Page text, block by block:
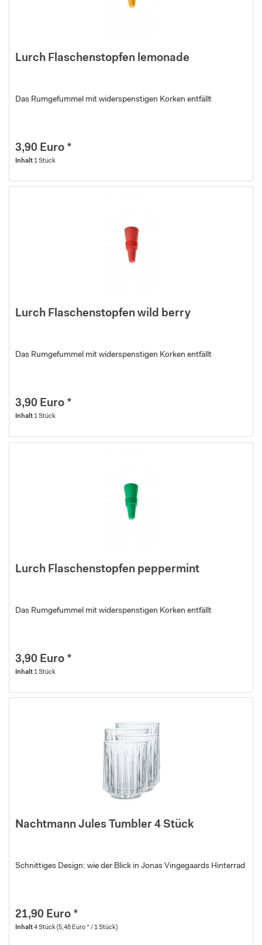
Lurch Flaschenstopfen lemonade
Das Rumgefummel mit widerspenstigen Korken entfällt
3,90 Euro *
Inhalt 1 Stück
Lurch Flaschenstopfen wild berry
Das Rumgefummel mit widerspenstigen Korken entfällt
3,90 Euro *
Inhalt 1 Stück
Lurch Flaschenstopfen peppermint
Das Rumgefummel mit widerspenstigen Korken entfällt
3,90 Euro *
Inhalt 1 Stück
Nachtmann Jules Tumbler 4 Stück
Schnittiges Design: wie der Blick in Jonas Vingegaards Hinterrad
21,90 Euro *
Inhalt4 Stück(5,48 Euro * / 1 Stück)